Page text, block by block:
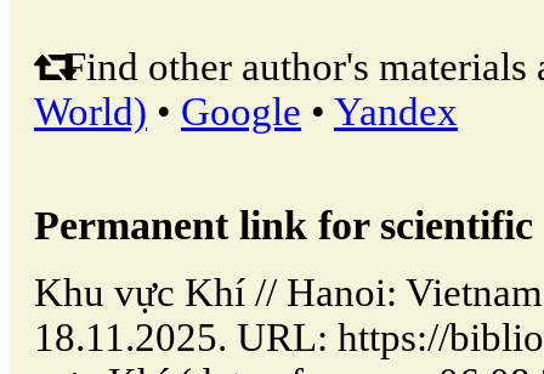
Find other author's materials
World) • Google • Yandex
Permanent link for
Khu vực Khí // Hanoi:
18.11.2025. URL: https://